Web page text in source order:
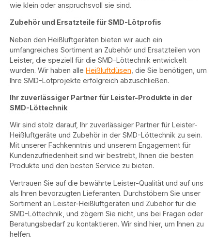
wie klein oder anspruchsvoll sie sind.
Zubehör und Ersatzteile für SMD-Lötprofis
Neben den Heißluftgeräten bieten wir auch ein
umfangreiches Sortiment an Zubehör und Ersatzteilen von
Leister, die speziell für die SMD-Löttechnik entwickelt
wurden. Wir haben alle Heißluftdüsen , die Sie benötigen, um
Ihre SMD-Lötprojekte erfolgreich abzuschließen.
Ihr zuverlässiger Partner für Leister-Produkte in der
SMD-Löttechnik
Wir sind stolz darauf, Ihr zuverlässiger Partner für Leister-
Heißluftgeräte und Zubehör in der SMD-Löttechnik zu sein.
Mit unserer Fachkenntnis und unserem Engagement für
Kundenzufriedenheit sind wir bestrebt, Ihnen die besten
Produkte und den besten Service zu bieten.
Vertrauen Sie auf die bewährte Leister-Qualität und auf uns
als Ihren bevorzugten Lieferanten. Durchstöbern Sie unser
Sortiment an Leister-Heißluftgeräten und Zubehör für die
SMD-Löttechnik, und zögern Sie nicht, uns bei Fragen oder
Beratungsbedarf zu kontaktieren. Wir sind hier, um Ihnen zu
helfen.